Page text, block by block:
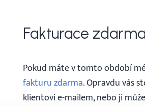
Fakturace zdarma
Pokud máte v tomto období
fakturu zdarma. Opravdu vás
klientovi e-mailem, nebo ji